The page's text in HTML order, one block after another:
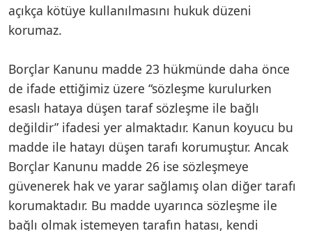
açıkça kötüye kullanılmasını hukuk düzeni
korumaz.
Borçlar Kanunu madde 23 hükmünde daha önce
de ifade ettiğimiz üzere “sözleşme kurulurken
esaslı hataya düşen taraf sözleşme ile bağlı
değildir” ifadesi yer almaktadır. Kanun koyucu bu
madde ile hatayı düşen tarafı korumuştur. Ancak
Borçlar Kanunu madde 26 ise sözleşmeye
güvenerek hak ve yarar sağlamış olan diğer tarafı
korumaktadır. Bu madde uyarınca sözleşme ile
bağlı olmak istemeyen tarafın hatası, kendi